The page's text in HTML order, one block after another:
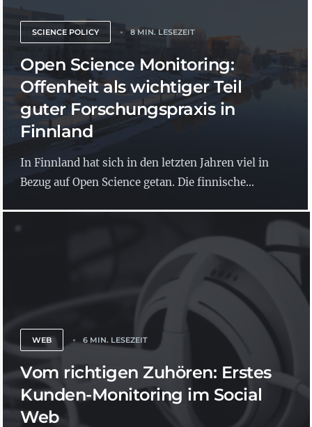
SCIENCE POLICY 8 MIN. LESEZEIT
Open Science Monitoring:
Offenheit als wichtiger Teil
guter Forschungspraxis in
Finnland
In Finnland hat sich in den letzten Jahren viel in
Bezug auf Open Science getan. Die finnische...
WEB 6 MIN. LESEZEIT
Vom richtigen Zuhören: Erstes
Kunden-Monitoring im Social
Web